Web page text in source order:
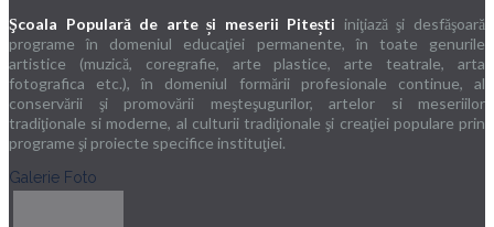
Şcoala Populară de arte și meserii Pitești iniţiază şi desfăşoară
programe în domeniul educaţiei permanente, în toate genurile
artistice (muzică, coregrafie, arte plastice, arte teatrale, arta
fotografica etc.), în domeniul formării profesionale continue, al
conservării şi promovării meşteşugurilor, artelor si meseriilor
tradiţionale si moderne, al culturii tradiţionale şi creaţiei populare prin
programe şi proiecte specifice instituţiei.
Galerie Foto